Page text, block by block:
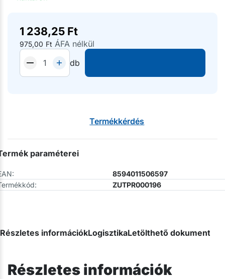
1 238,25 Ft
975,00 Ft ÁFA nélkül
db
Termékkérdés
paraméterei
8594011506597
ZUTPR000196
Részletes információkLogisztikaLetölthető
Részletes információk